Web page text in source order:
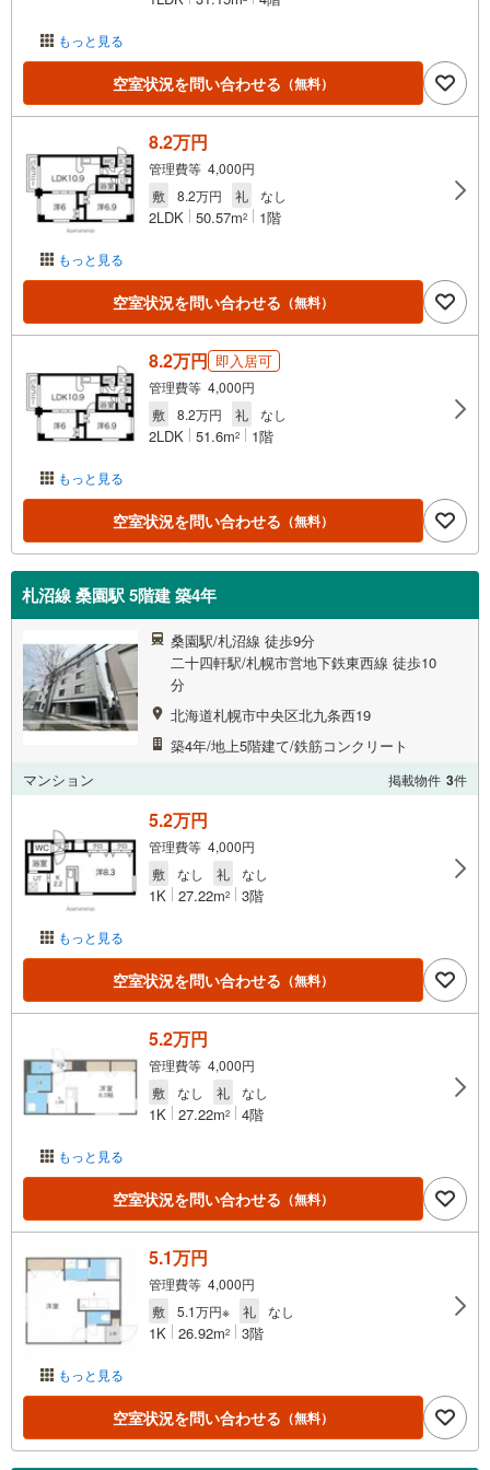
もっと見る
空室状況を問い合わせる （無料）
もっと見る
8.2万円
管理費等 4,000円
敷
8.2万円 礼 なし
2LDK 50.57m2 1階
空室状況を問い合わせる （無料）
もっと見る
8.2万円 即入居可
管理費等 4,000円
敷
8.2万円 礼 なし
2LDK 51.6m2 1階
空室状況を問い合わせる （無料）
札沼線 桑園駅 5階建 築4年
桑園駅/札沼線 徒歩9分
二十四軒駅/札幌市営地下鉄東西線 徒歩10
分
北海道札幌市中央区北九条西19
築4年/地上5階建て/鉄筋コンクリート
マンション
掲載物件 3件
もっと見る
5.2万円
管理費等 4,000円
敷
なし 礼 なし
1K 27.22m2 3階
空室状況を問い合わせる （無料）
もっと見る
5.2万円
管理費等 4,000円
敷
なし 礼 なし
1K 27.22m2 4階
空室状況を問い合わせる （無料）
もっと見る
5.1万円
管理費等 4,000円
敷
5.1万円※ 礼 なし
1K 26.92m2 3階
空室状況を問い合わせる （無料）